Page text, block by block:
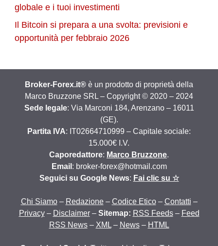
globale e i tuoi investimenti
Il Bitcoin si prepara a una svolta: previsioni e
opportunità per febbraio 2026
Broker-Forex.it® è un prodotto di proprietà della
Marco Bruzzone SRL – Copyright © 2020 – 2024
Sede legale: Via Marconi 184, Arenzano – 16011
(GE).
Partita IVA: IT02664710999 – Capitale sociale:
15.000€ I.V.
Caporedattore: Marco Bruzzone.
Email : broker-forex@hotmail.com
Seguici su Google News: Fai clic su ☆
Chi Siamo– Redazione– Codice Etico– Contatti –
Privacy– Disclaimer– Sitemap: RSS Feeds– Feed
RSS News– XML– News– HTML